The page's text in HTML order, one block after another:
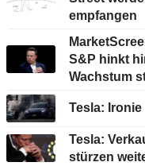
empfangen
S&P hinkt
Wachstum
Tesla:
Tesla:
stürzen